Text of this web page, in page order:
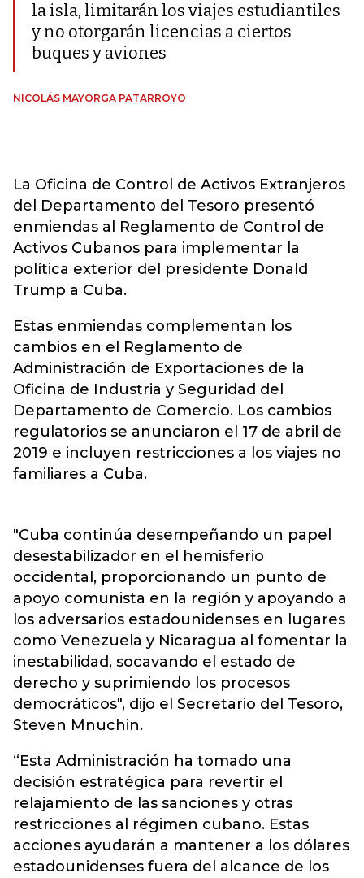
la isla, limitarán los viajes estudiantiles
y no otorgarán licencias a ciertos
buques y aviones
NICOLÁS MAYORGA PATARROYO
La Oficina de Control de Activos Extranjeros
del Departamento del Tesoro presentó
enmiendas al Reglamento de Control de
Activos Cubanos para implementar la
política exterior del presidente Donald
Trump a Cuba.
Estas enmiendas complementan los
cambios en el Reglamento de
Administración de Exportaciones de la
Oficina de Industria y Seguridad del
Departamento de Comercio. Los cambios
regulatorios se anunciaron el 17 de abril de
2019 e incluyen restricciones a los viajes no
familiares a Cuba.
"Cuba continúa desempeñando un papel
desestabilizador en el hemisferio
occidental, proporcionando un punto de
apoyo comunista en la región y apoyando a
los adversarios estadounidenses en lugares
como Venezuela y Nicaragua al fomentar la
inestabilidad, socavando el estado de
derecho y suprimiendo los procesos
democráticos", dijo el Secretario del Tesoro,
Steven Mnuchin.
“Esta Administración ha tomado una
decisión estratégica para revertir el
relajamiento de las sanciones y otras
restricciones al régimen cubano. Estas
acciones ayudarán a mantener a los dólares
estadounidenses fuera del alcance de los